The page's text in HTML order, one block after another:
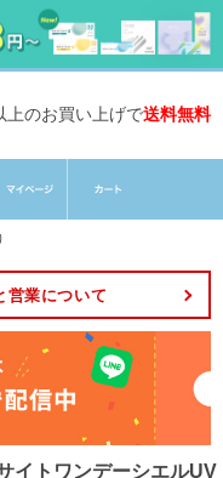
上のお買い上げで送料無料
営業について
イトワンデーシエルUV